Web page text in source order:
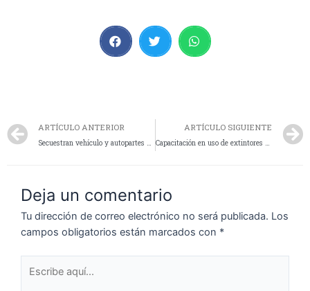
ARTÍCULO ANTERIOR ARTÍCULO SIGUIENTE
Deja un comentario
Tu dirección de correo electrónico no será publicada. Los
campos obligatorios están marcados con *